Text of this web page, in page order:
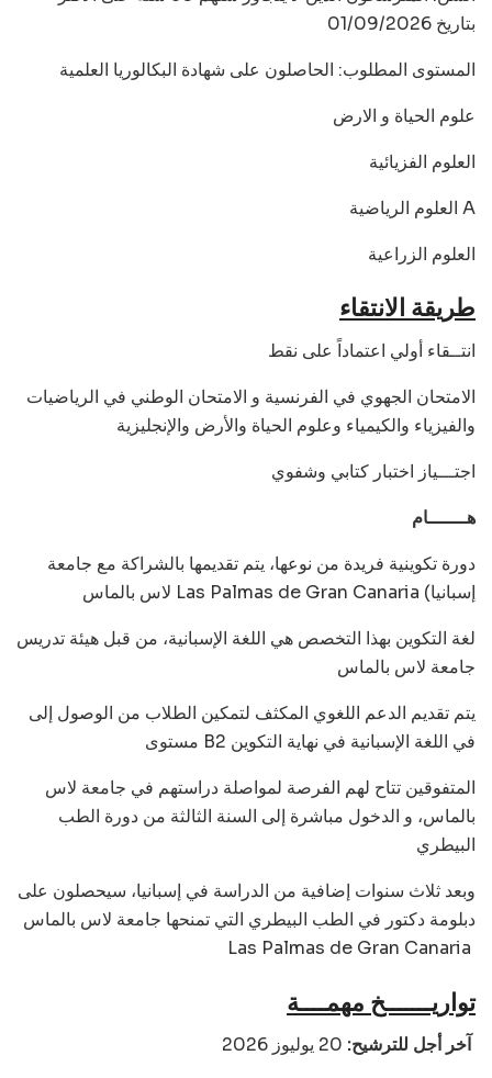
بتاريخ 01/09/2026
المستوى المطلوب: الحاصلون على شهادة البكالوريا العلمية
علوم الحياة و الارض
العلوم الفزيائية
العلوم الرياضية A
العلوم الزراعية
طريقة الانتقاء
انتــقاء أولي اعتماداً على نقط
الامتحان الجهوي في الفرنسية و الامتحان الوطني في الرياضيات
والفيزياء والكيمياء وعلوم الحياة والأرض والإنجليزية
اجتـــياز اختبار كتابي وشفوي
هـــــــام
دورة تكوينية فريدة من نوعها، يتم تقديمها بالشراكة مع جامعة
لاس بالماس Las Palmas de Gran Canaria (إسبانيا
لغة التكوين بهذا التخصص هي اللغة الإسبانية، من قبل هيئة تدريس
جامعة لاس بالماس
يتم تقديم الدعم اللغوي المكثف لتمكين الطلاب من الوصول إلى
مستوى B2 في اللغة الإسبانية في نهاية التكوين
المتفوقين تتاح لهم الفرصة لمواصلة دراستهم في جامعة لاس
بالماس، و الدخول مباشرة إلى السنة الثالثة من دورة الطب
البيطري
وبعد ثلاث سنوات إضافية من الدراسة في إسبانيا، سيحصلون على
دبلومة دكتور في الطب البيطري التي تمنحها جامعة لاس بالماس
Las Palmas de Gran Canaria
تواريـــــــخ مهمــــة
آخر أجل للترشيح: